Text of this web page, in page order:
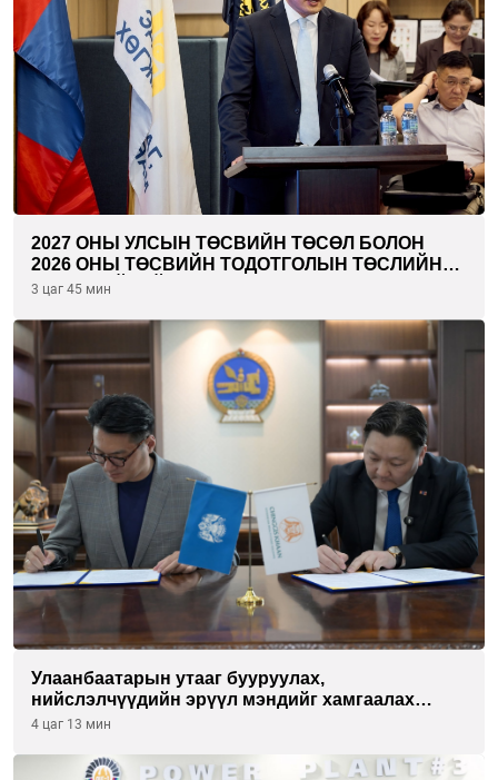
2027 ОНЫ УЛСЫН ТӨСВИЙН ТӨСӨЛ БОЛОН
2026 ОНЫ ТӨСВИЙН ТОДОТГОЛЫН ТӨСЛИЙН
ОЛОН НИЙТИЙН ХЭЛЭЛЦҮҮЛЭГ БОЛЛОО
3 цаг 45 мин
Улаанбаатарын утааг бууруулах,
нийслэлчүүдийн эрүүл мэндийг хамгаалах
төслийг “Чингис хаан баялгийн сан нэгдэл” ХХК-
4 цаг 13 мин